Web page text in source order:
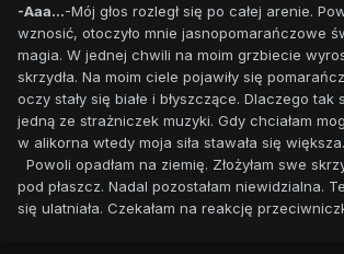
-Aaa...-Mój głos rozległ się po całej arenie.
wznosić, otoczyło mnie jasnopomarańczowe
magia. W jednej chwili na moim grzbiecie
skrzydła. Na moim ciele pojawiły się
oczy stały się białe i błyszczące. Dlaczego tak
jedną ze strażniczek muzyki. Gdy chciałam
w alikorna wtedy moja siła stawała się większa.
Powoli opadłam na ziemię. Złożyłam swe
pod płaszcz. Nadal pozostałam niewidzialna.
się ulatniała. Czekałam na reakcję